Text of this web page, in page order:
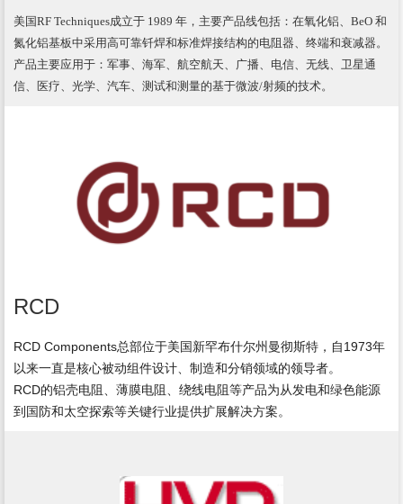
美国RF Techniques成立于 1989 年，主要产品线包括：在氧化铝、BeO 和
氮化铝基板中采用高可靠钎焊和标准焊接结构的电阻器、终端和衰减器。
产品主要应用于：军事、海军、航空航天、广播、电信、无线、卫星通
信、医疗、光学、汽车、测试和测量的基于微波/射频的技术。
RCD
RCD Components总部位于美国新罕布什尔州曼彻斯特，自1973年
以来一直是核心被动组件设计、制造和分销领域的领导者。
RCD的铝壳电阻、薄膜电阻、绕线电阻等产品为从发电和绿色能源
到国防和太空探索等关键行业提供扩展解决方案。